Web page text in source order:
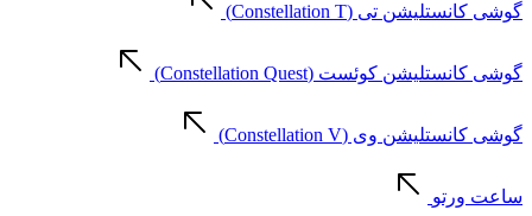
گوشی کانستلیشن تی (Constellation T)
گوشی کانستلیشن کوئست (Constellation Quest)
گوشی کانستلیشن وی (Constellation V)
ساعت ورتو